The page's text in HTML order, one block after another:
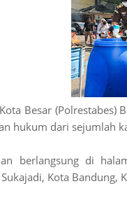
Besar
hukum dari sejumlah
berlangsung di
Kota Bandung,